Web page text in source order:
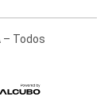
– Todos